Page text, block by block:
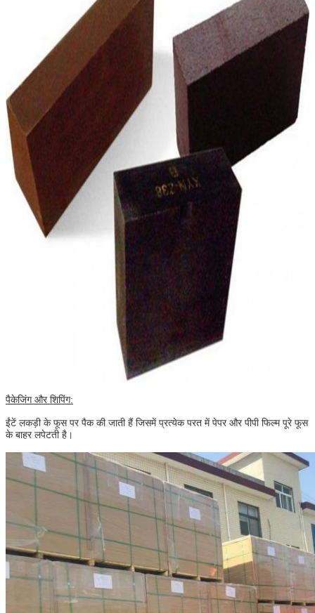
पैकेजिंग और शिपिंग:
ईंटें लकड़ी के फूस पर पैक की जाती हैं जिसमें प्रत्येक परत में पेपर और पीपी फिल्म पूरे फूस
के बाहर लपेटती है।